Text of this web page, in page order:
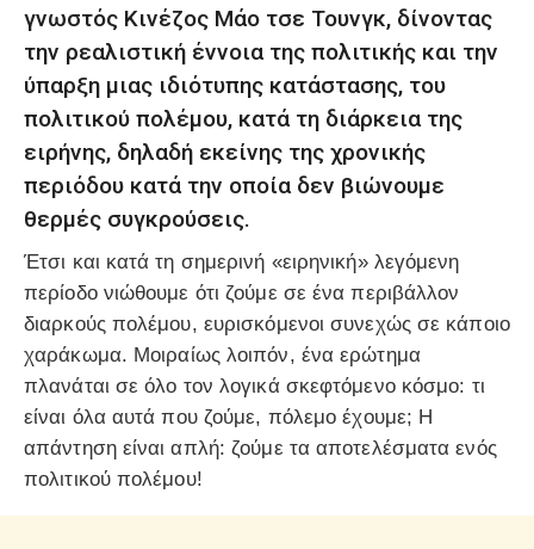
γνωστός Κινέζος Μάο τσε Τουνγκ, δίνοντας
την ρεαλιστική έννοια της πολιτικής και την
ύπαρξη μιας ιδιότυπης κατάστασης, του
πολιτικού πολέμου, κατά τη διάρκεια της
ειρήνης, δηλαδή εκείνης της χρονικής
περιόδου κατά την οποία δεν βιώνουμε
θερμές συγκρούσεις.
Έτσι και κατά τη σημερινή «ειρηνική» λεγόμενη
περίοδο νιώθουμε ότι ζούμε σε ένα περιβάλλον
διαρκούς πολέμου, ευρισκόμενοι συνεχώς σε κάποιο
χαράκωμα. Μοιραίως λοιπόν, ένα ερώτημα
πλανάται σε όλο τον λογικά σκεφτόμενο κόσμο: τι
είναι όλα αυτά που ζούμε, πόλεμο έχουμε; Η
απάντηση είναι απλή: ζούμε τα αποτελέσματα ενός
πολιτικού πολέμου!